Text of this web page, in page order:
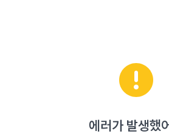
에러가 발생했